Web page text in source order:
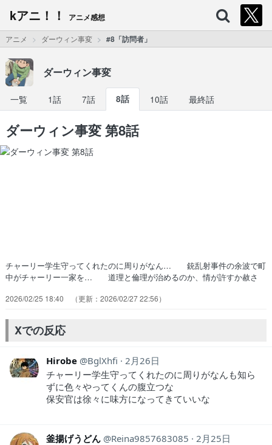
kアニ！！ アニメ感想
アニメ ダーウィン事変 #8「訪問者」
ダーウィン事変
一覧 1話 7話 8話 10話 最終話
ダーウィン事変 第8話
チャーリー学生守ってくれたのに周りがなん… 銃乱射事件の余波で町
中がチャーリー一家を… 道理と倫理が治めるのか、情が許すか赦さ
社会学の授業もこんな感じだっ… ギルバートの高説とフィリップの苦
品における「ルーシー」という名前の… 町の人達からの「出ていけ」
を何とか納めた… 産まれた姿、場所によって運命は理不尽なま…
2026/02/25 18:40 2026/02/27 22:56
Xでの反応
Hirobe BglXhfi
2月26日
チャーリー学生守ってくれたのに周りがなんも知ら
ずに色々やってくんの腹立つな
保安官は徐々に味方になってきていいな
釜揚げうどん Reina9857683085
2月25日